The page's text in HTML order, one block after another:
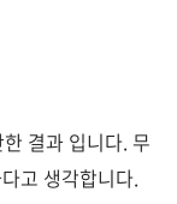
결과 입니다. 무
고 생각합니다.